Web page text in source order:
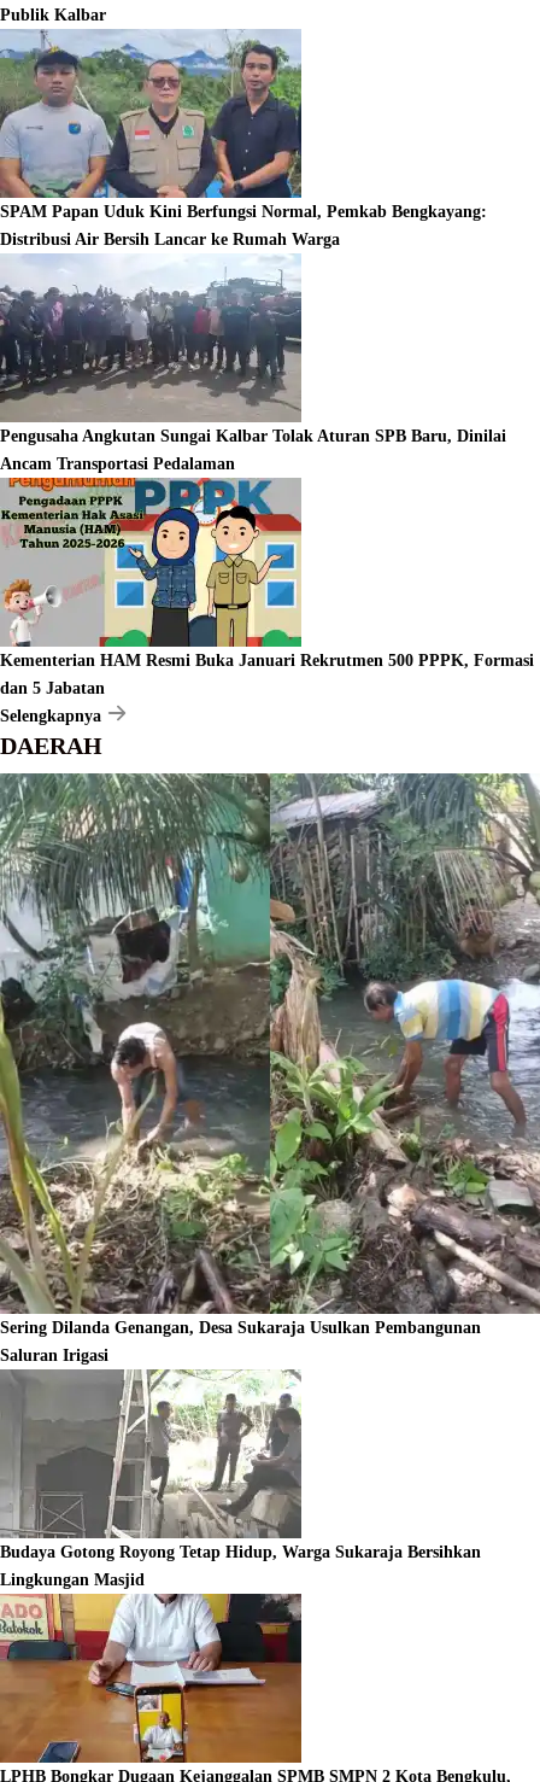
Publik Kalbar
SPAM Papan Uduk Kini Berfungsi Normal, Pemkab Bengkayang:
Distribusi Air Bersih Lancar ke Rumah Warga
Pengusaha Angkutan Sungai Kalbar Tolak Aturan SPB Baru, Dinilai
Ancam Transportasi Pedalaman
Kementerian HAM Resmi Buka Januari Rekrutmen 500 PPPK, Formasi
dan 5 Jabatan
Selengkapnya
DAERAH
Sering Dilanda Genangan, Desa Sukaraja Usulkan Pembangunan
Saluran Irigasi
Budaya Gotong Royong Tetap Hidup, Warga Sukaraja Bersihkan
Lingkungan Masjid
LPHB Bongkar Dugaan Kejanggalan SPMB SMPN 2 Kota Bengkulu,